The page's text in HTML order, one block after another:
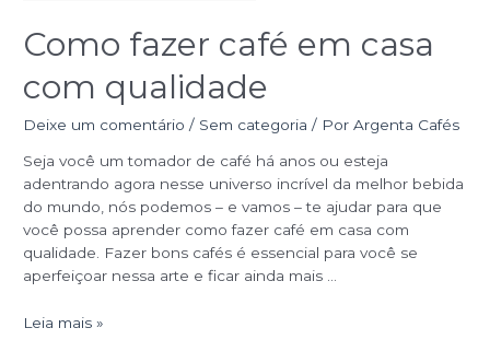
Como fazer café em casa
com qualidade
Deixe um comentário / Sem categoria / PorArgenta Cafés
Seja você um tomador de café há anos ou esteja
adentrando agora nesse universo incrível da melhor bebida
do mundo, nós podemos – e vamos – te ajudar para que
você possa aprender como fazer café em casa com
qualidade. Fazer bons cafés é essencial para você se
aperfeiçoar nessa arte e ficar ainda mais …
Leia mais »